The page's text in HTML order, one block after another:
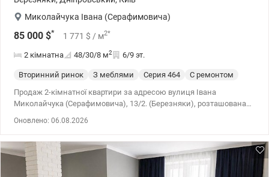
Миколайчука Івана (Серафимовича)
85 000 $* 1 771 $ / м2*
2 кімнатна 48/30/8 м2 6/9 эт.
Вторинний ринок З меблями Cерия 464
С ремонтом
Продаж 2-кімнатної квартири за адресою вулиця Івана
Миколайчука (Серафимовича), 13/2. (Березняки), розташована
технікою. Газ, зовнішнє утеплення стін, кондиціонер, бойлер,
фільтр води. Прекрасне місце розташування. Ціна 95 000 у.о. Інна
0979501565, valion.ua/1154630
Оновлено: 06.08.2026